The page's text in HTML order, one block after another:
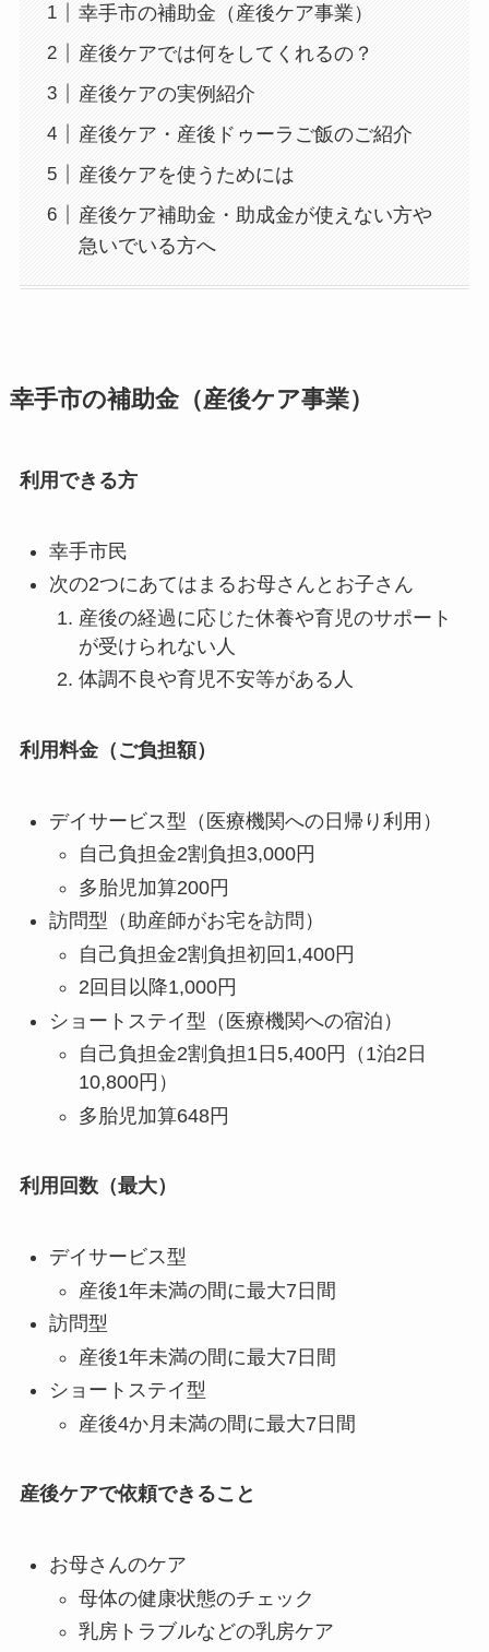
幸手市の補助金（産後ケア事業）
産後ケアでは何をしてくれるの？
産後ケアの実例紹介
産後ケア・産後ドゥーラご飯のご紹介
産後ケアを使うためには
産後ケア補助金・助成金が使えない方や
急いでいる方へ
幸手市の補助金（産後ケア事業）
利用できる方
幸手市民
次の2つにあてはまるお母さんとお子さん
産後の経過に応じた休養や育児のサポート
が受けられない人
体調不良や育児不安等がある人
利用料金（ご負担額）
デイサービス型（医療機関への日帰り利用）
自己負担金2割負担3,000円
多胎児加算200円
訪問型（助産師がお宅を訪問）
自己負担金2割負担初回1,400円
2回目以降1,000円
ショートステイ型（医療機関への宿泊）
自己負担金2割負担1日5,400円（1泊2日
10,800円）
多胎児加算648円
利用回数（最大）
デイサービス型
産後1年未満の間に最大7日間
訪問型
産後1年未満の間に最大7日間
ショートステイ型
産後4か月未満の間に最大7日間
産後ケアで依頼できること
お母さんのケア
母体の健康状態のチェック
乳房トラブルなどの乳房ケア